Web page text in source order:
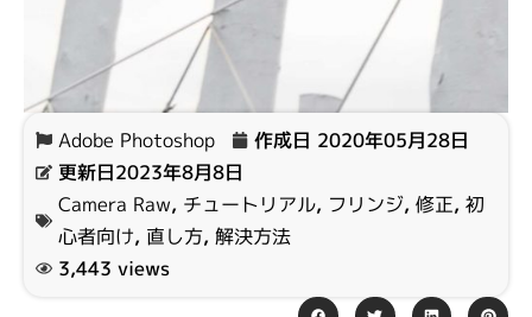
Adobe Photoshop 作成日 2020年05月28日
更新日2023年8月8日
Camera Raw, チュートリアル, フリンジ, 修正, 初
心者向け, 直し方, 解決方法
3,443 views